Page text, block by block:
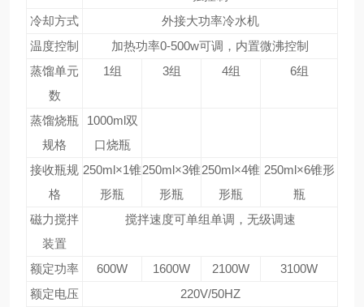
冷却方式
外接大功率冷水机
温度控制
加热功率0-500w可调，内置微沸控制
蒸馏单元
数
1组 3组 4组 6组
蒸馏烧瓶
规格
1000ml双
口烧瓶
接收瓶规
格
250ml×1锥
形瓶
250ml×3锥
形瓶
250ml×4锥
形瓶
250ml×6锥形
瓶
磁力搅拌
装置
搅拌速度可单组单调，无级调速
额定功率 600W 1600W 2100W
3100W
额定电压
220V/50HZ